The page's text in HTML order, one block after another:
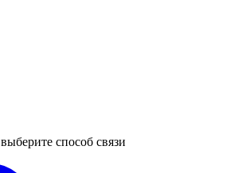
выберите способ связи